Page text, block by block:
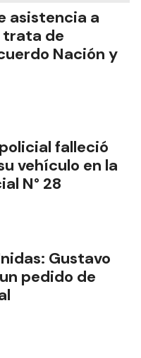
asistencia a
de
Nación y
falleció
vehículo en la
N° 28
Gustavo
pedido de